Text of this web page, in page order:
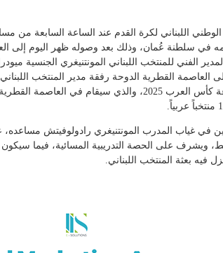
اللبناني لكرة القدم عند الساعة السابعة من
في سلطنة عُمان، وذلك بعد وصوله ظهر اليوم إلى
الفني للمنتخب اللبناني المونتنيغري الجنسية
العاصمة القطرية الدوحة رفقة مدير المنتخب
المشاركة في قرعة كأس العرب 2025، والذي سيقام
في غياب المدرب المونتنيغري رادولوفيتش
ويشرف على الحصة التدريبية المسائية، فيما سيكون
فيه بعثة المنتخب اللبناني.